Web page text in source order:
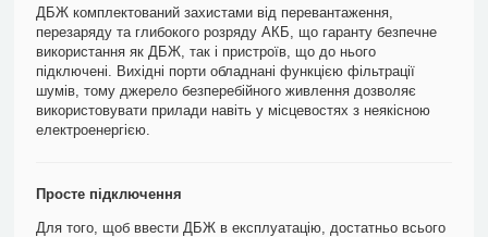
ДБЖ комплектований захистами від перевантаження,
перезаряду та глибокого розряду АКБ, що гаранту безпечне
використання як ДБЖ, так і пристроїв, що до нього
підключені. Вихідні порти обладнані функцією фільтрації
шумів, тому джерело безперебійного живлення дозволяє
використовувати прилади навіть у місцевостях з неякісною
електроенергією.
Просте підключення
Для того, щоб ввести ДБЖ в експлуатацію, достатньо всього